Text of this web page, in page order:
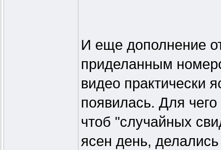
И еще дополнение
приделанным
видео практически
появилась. Для
чтоб "случайных
ясен день,